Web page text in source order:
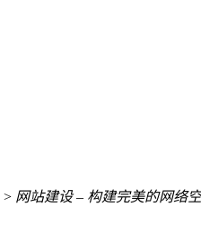
> 网站建设 – 构建完美的网络